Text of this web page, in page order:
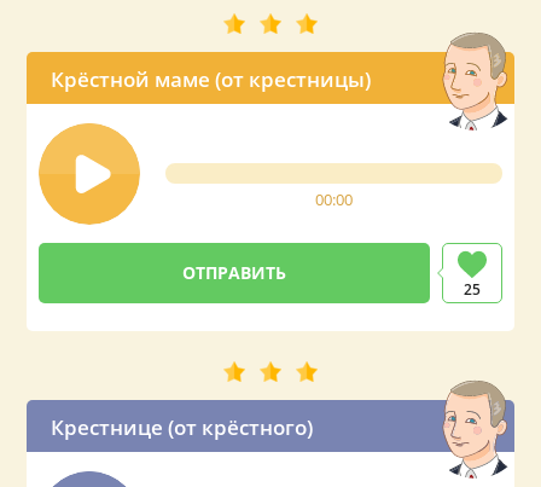
Крёстной маме (от крестницы)
00:00
25
Крестнице (от крёстного)